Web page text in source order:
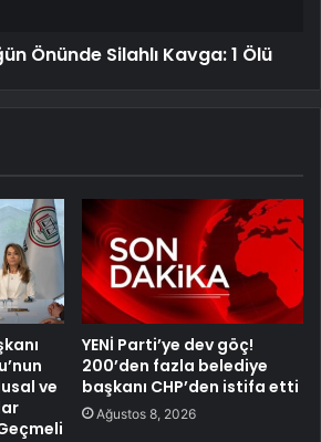
Önünde Silahlı Kavga: 1 Ölü
ve
YENİ Parti’ye dev göç!
200’den fazla belediye
başkanı CHP’den istifa etti
Ağustos 8, 2026